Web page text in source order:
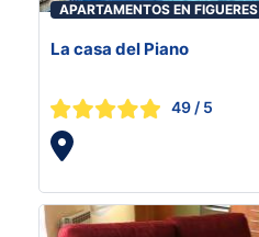
APARTAMENTOS EN FIGUERES
La casa del Piano
49 / 5